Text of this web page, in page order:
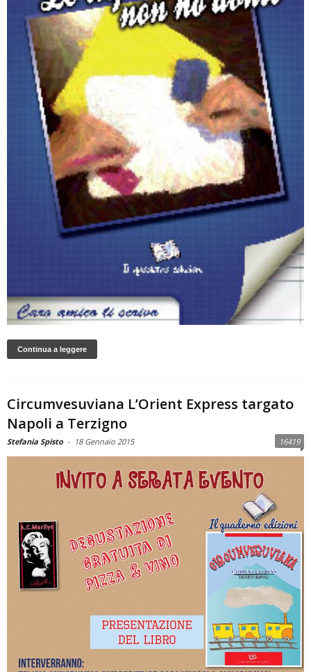
Continua a leggere
Circumvesuviana L’Orient Express targato
Napoli a Terzigno
Stefania Spisto - 18 Gennaio 2015 16419